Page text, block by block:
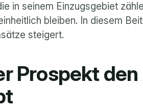
in seinem Einzugsgebiet
bleiben. In diesem
steigert.
Prospekt